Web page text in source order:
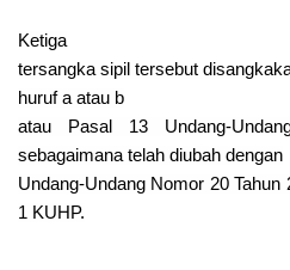
Ketiga
tersangka sipil tersebut
huruf a atau b
atau Pasal 13 Undang-
sebagaimana telah diubah dengan
Undang-Undang Nomor 20
1 KUHP.